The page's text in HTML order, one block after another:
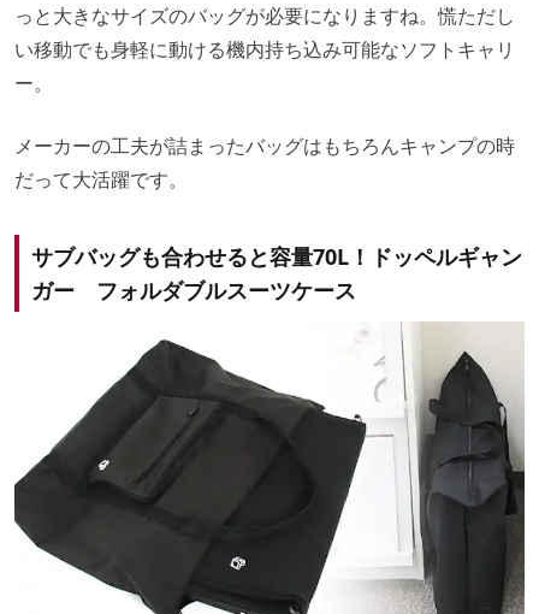
っと大きなサイズのバッグが必要になりますね。慌ただし
い移動でも身軽に動ける機内持ち込み可能なソフトキャリ
ー。
メーカーの工夫が詰まったバッグはもちろんキャンプの時
だって大活躍です。
サブバッグも合わせると容量70L！ドッペルギャン
ガー フォルダブルスーツケース